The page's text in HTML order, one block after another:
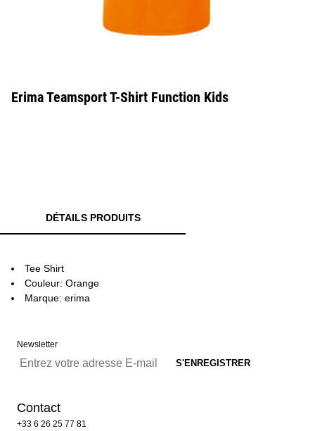
Erima Teamsport T-Shirt Function Kids
DÉTAILS PRODUITS
Tee Shirt
Couleur: Orange
Marque: erima
Newsletter
Contact
+33 6 26 25 77 81